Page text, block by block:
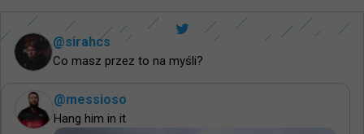
@sirahcs
Co masz przez to na myśli?
@messioso
Hang him in it